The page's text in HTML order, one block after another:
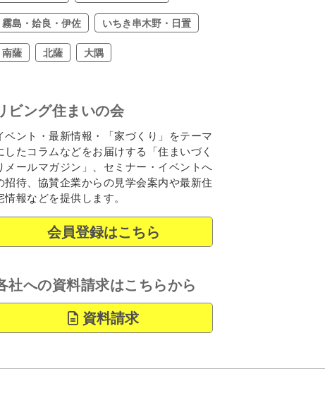
霧島・姶良・伊佐 いちき串木野・日置
南薩 北薩 大隅
ビング住まいの会
ベント・最新情報・「家づくり」をテーマ
したコラムなどをお届けする「住まいづく
メールマガジン」、セミナー・イベントへ
招待、協賛企業からの見学会案内や最新住
情報などを提供します。
会員登録はこちら
社への資料請求はこちらから
資料請求